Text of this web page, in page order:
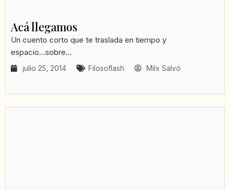
Acá llegamos
Un cuento corto que te traslada en tiempo y
espacio...sobre...
julio 25, 2014 Filosoflash Milx Salvó